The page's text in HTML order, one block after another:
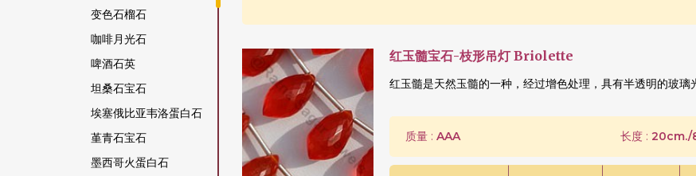
变色石榴石
咖啡月光石
啤酒石英
坦桑石宝石
埃塞俄比亚韦洛蛋白石
堇青石宝石
墨西哥火蛋白石
红玉髓宝石-枝形吊灯 Briolette
红玉髓是天然玉髓的一种，经过增色处理，具有半透明的玻璃
质量 : AAA 长度 : 20cm./